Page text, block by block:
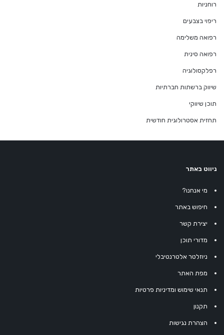
רוחניות
ריפוי בצבעים
רפואה משלימה
רפואה סינית
רפלקסולוגיה
שיווק ברשתות חברתיות
תוכן שיווקי
תחזית אסטרולוגית חודשית
ניווט באתר
מי אנחנו?
חיפוש באתר
יצירת קשר
מדורי תוכן
ניוזלטר אלטרנטיבלי
מפת האתר
תנאי שימוש ומדיניות פרטיות
תקנון
הצהרת נגישות